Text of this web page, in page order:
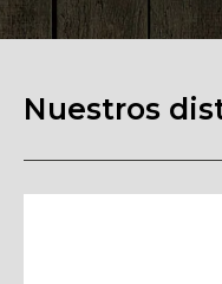
Nuestros